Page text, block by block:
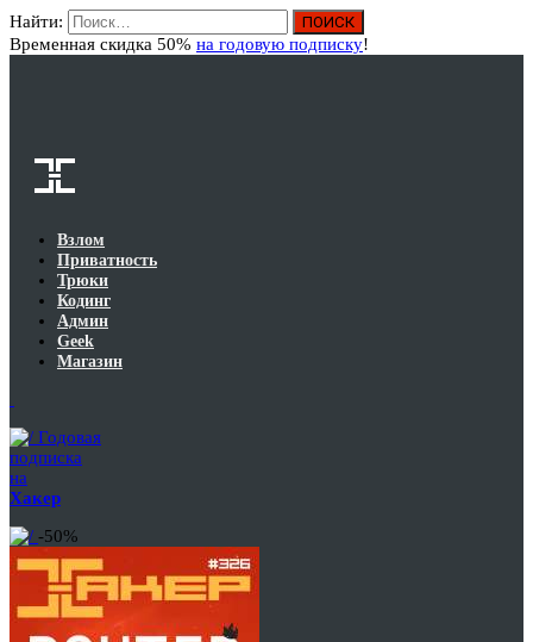
Найти:
Временная скидка 50% на годовую подписку!
Взлом
Приватность
Трюки
Кодинг
Админ
Geek
Магазин
Годовая
подписка
на
Хакер
-50%